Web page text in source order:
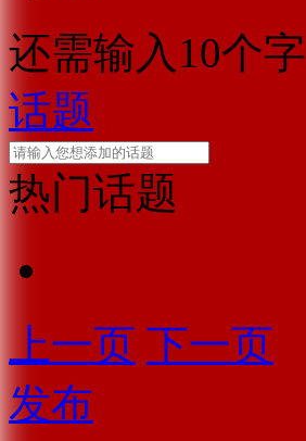
还需输入10个字
话题
热门话题
上一页 下一页
发布